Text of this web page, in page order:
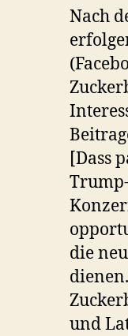
Nach
[Dass
die
und